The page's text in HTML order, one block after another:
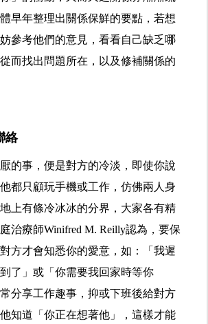
早年整理出關係保鮮的要點，若想
參考他們的意見，看看自己缺乏哪
而找出問題所在，以及修補關係的
絡
的事，便是對方的冷淡，即使你說
都只顧玩手機或工作，仿佛兩人身
上有條冷冰冰的分界，大家各有精
治療師Winifred M. Reilly認為，要保
方才會知悉你的愛意，如：「我遲
了」或「你需要我回家時等你
分享工作趣事，抑或下班後給對方
知道「你正在想著他」，這樣才能